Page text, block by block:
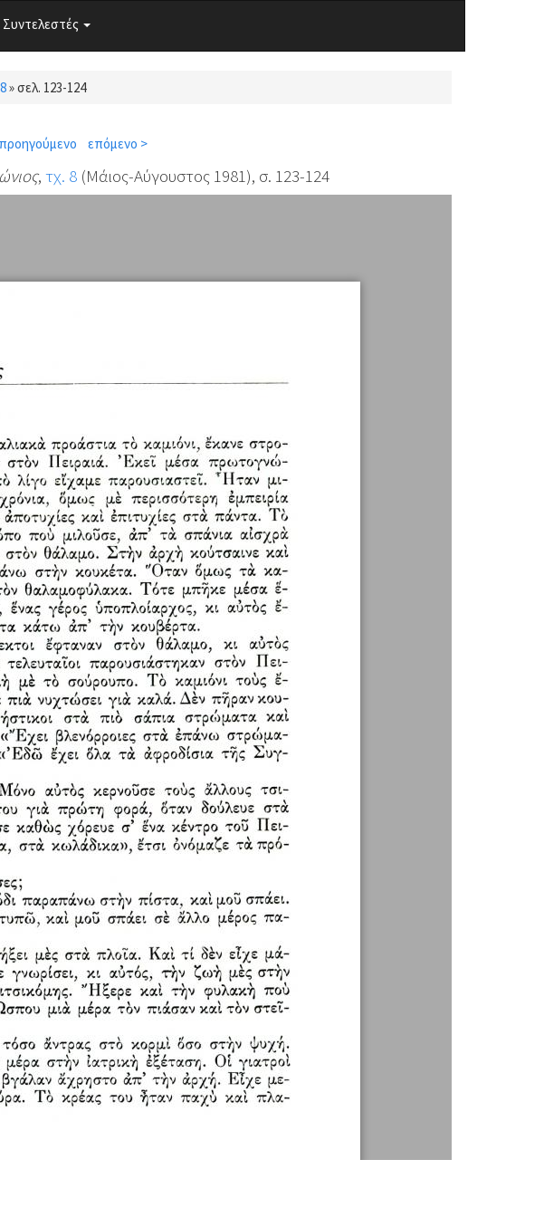
Συντελεστές
»σελ. 123-124
επόμενο >
, τχ. 8(Μάιος-Αύγουστος 1981), σ. 123-124